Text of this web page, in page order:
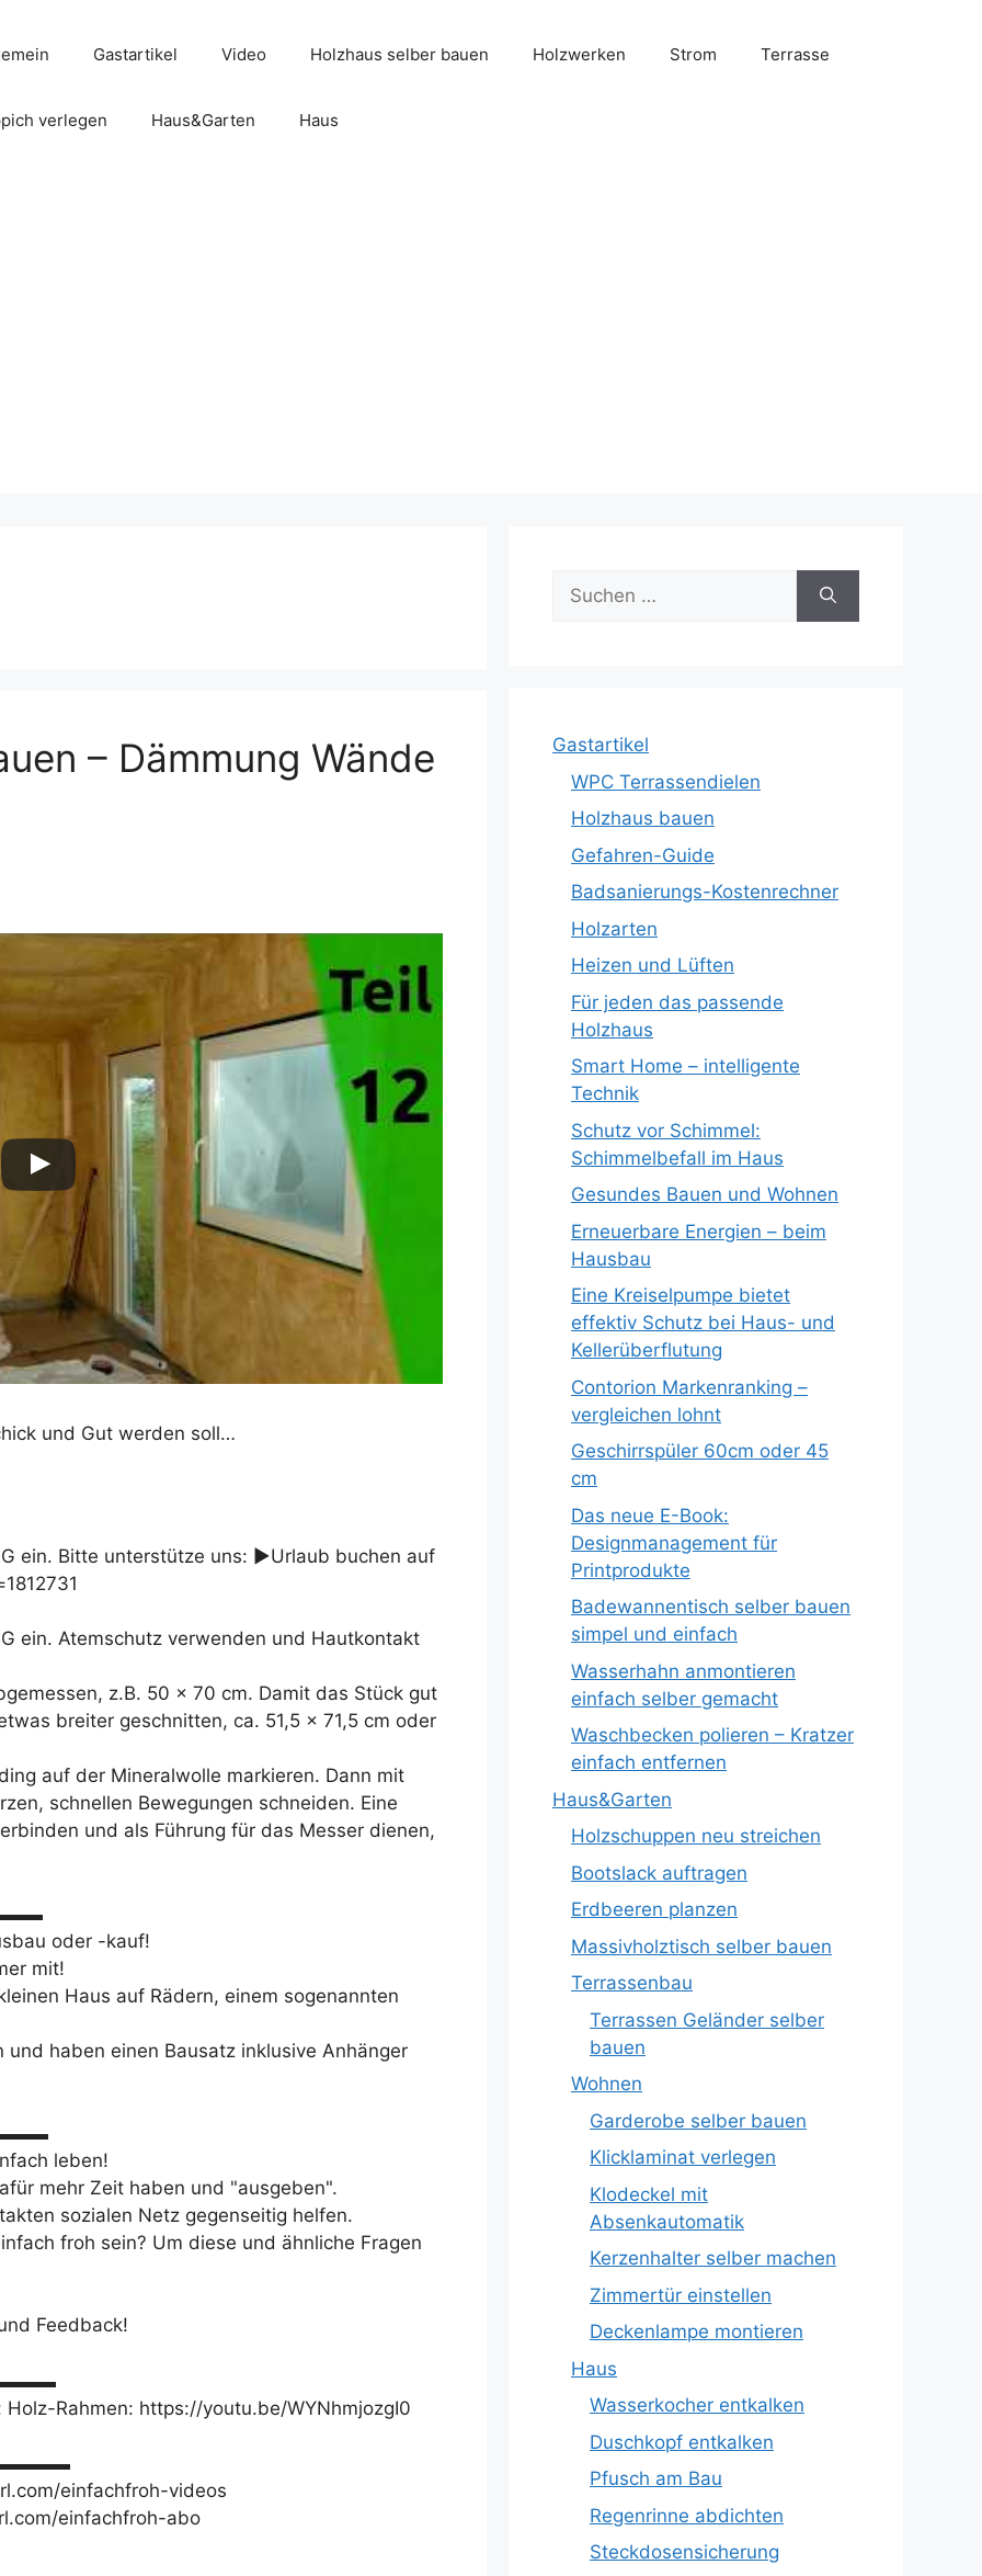
Gastartikel Video Holzhaus selber bauen Holzwerken Strom Terrasse
verlegen Haus&Garten Haus
– Dämmung Wände
und Gut werden soll…
ein. Bitte unterstütze uns: ►Urlaub buchen auf
ein. Atemschutz verwenden und Hautkontakt
z.B. 50 x 70 cm. Damit das Stück gut
breiter geschnitten, ca. 51,5 x 71,5 cm oder
auf der Mineralwolle markieren. Dann mit
schnellen Bewegungen schneiden. Eine
und als Führung für das Messer dienen,
oder -kauf!
mit!
Haus auf Rädern, einem sogenannten
haben einen Bausatz inklusive Anhänger
leben!
mehr Zeit haben und "ausgeben".
sozialen Netz gegenseitig helfen.
froh sein? Um diese und ähnliche Fragen
Feedback!
Rahmen: https://youtu.be/WYNhmjozgI0
einfachfroh-videos
einfachfroh-abo
Suche
nach:
Gastartikel
WPC Terrassendielen
Holzhaus bauen
Gefahren-Guide
Badsanierungs-Kostenrechner
Holzarten
Heizen und Lüften
Für jeden das passende
Holzhaus
Smart Home – intelligente
Technik
Schutz vor Schimmel:
Schimmelbefall im Haus
Gesundes Bauen und Wohnen
Erneuerbare Energien – beim
Hausbau
Eine Kreiselpumpe bietet
effektiv Schutz bei Haus- und
Kellerüberflutung
Contorion Markenranking –
vergleichen lohnt
Geschirrspüler 60cm oder 45
cm
Das neue E-Book:
Designmanagement für
Printprodukte
Badewannentisch selber bauen
simpel und einfach
Wasserhahn anmontieren
einfach selber gemacht
Waschbecken polieren – Kratzer
einfach entfernen
Haus&Garten
Holzschuppen neu streichen
Bootslack auftragen
Erdbeeren planzen
Massivholztisch selber bauen
Terrassenbau
Terrassen Geländer selber
bauen
Wohnen
Garderobe selber bauen
Klicklaminat verlegen
Klodeckel mit
Absenkautomatik
Kerzenhalter selber machen
Zimmertür einstellen
Deckenlampe montieren
Haus
Wasserkocher entkalken
Duschkopf entkalken
Pfusch am Bau
Regenrinne abdichten
Steckdosensicherung